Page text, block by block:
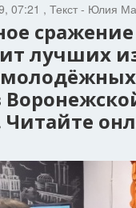
07:21 , Текст - Юлия
сражение
лучших
Читайте